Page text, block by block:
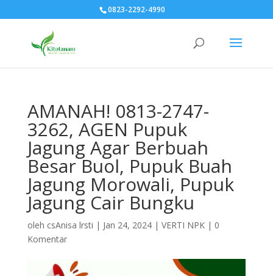
0823-2292-4990
AMANAH! 0813-2747-
3262, AGEN Pupuk
Jagung Agar Berbuah
Besar Buol, Pupuk Buah
Jagung Morowali, Pupuk
Jagung Cair Bungku
oleh csAnisa lrsti | Jan 24, 2024| VERTI NPK| 0
Komentar